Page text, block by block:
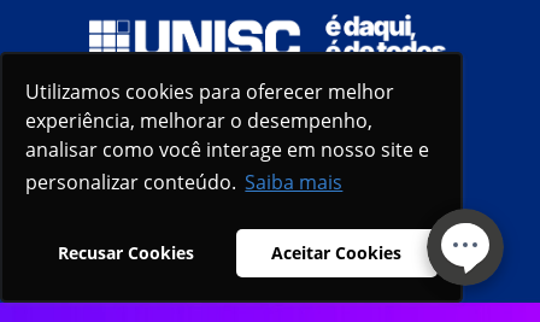
Utilizamos cookies para oferecer melhor
experiência, melhorar o desempenho,
analisar como você interage em nosso site e
personalizar conteúdo. Saiba mais
Recusar Cookies Aceitar Cookies
Utilizamos cookies para oferecer melhor
experiência, melhorar o desempenho,
analisar como você interage em nosso site e
personalizar conteúdo. Saiba mais
Recusar Cookies Aceitar Cookies